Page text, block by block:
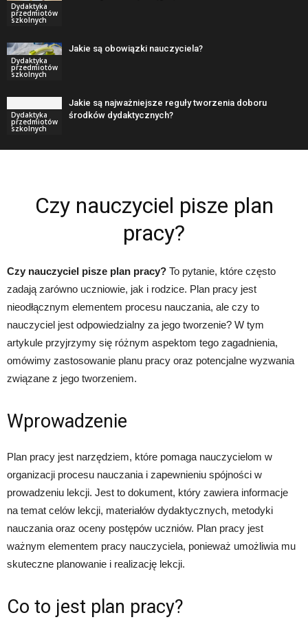
Dydaktyka
przedmiotów
szkolnych
Dydaktyka
przedmiotów
szkolnych
Jakie są obowiązki nauczyciela?
Dydaktyka
przedmiotów
szkolnych
Jakie są najważniejsze reguły tworzenia doboru
środków dydaktycznych?
Czy nauczyciel pisze plan
pracy?
Czy nauczyciel pisze plan pracy? To pytanie, które często
zadają zarówno uczniowie, jak i rodzice. Plan pracy jest
nieodłącznym elementem procesu nauczania, ale czy to
nauczyciel jest odpowiedzialny za jego tworzenie? W tym
artykule przyjrzymy się różnym aspektom tego zagadnienia,
omówimy zastosowanie planu pracy oraz potencjalne wyzwania
związane z jego tworzeniem.
Wprowadzenie
Plan pracy jest narzędziem, które pomaga nauczycielom w
organizacji procesu nauczania i zapewnieniu spójności w
prowadzeniu lekcji. Jest to dokument, który zawiera informacje
na temat celów lekcji, materiałów dydaktycznych, metodyki
nauczania oraz oceny postępów uczniów. Plan pracy jest
ważnym elementem pracy nauczyciela, ponieważ umożliwia mu
skuteczne planowanie i realizację lekcji.
Co to jest plan pracy?